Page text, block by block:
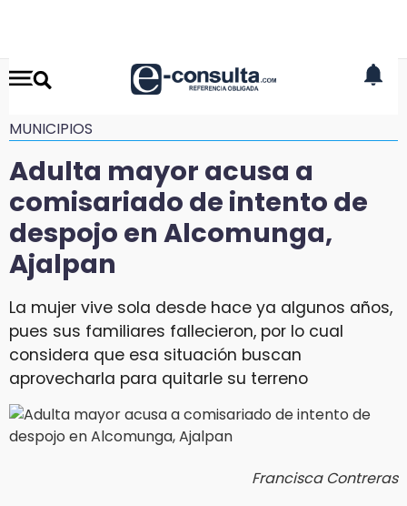
MUNICIPIOS
Adulta mayor acusa a
comisariado de intento de
despojo en Alcomunga,
Ajalpan
La mujer vive sola desde hace ya algunos años,
pues sus familiares fallecieron, por lo cual
considera que esa situación buscan
aprovecharla para quitarle su terreno
Francisca Contreras